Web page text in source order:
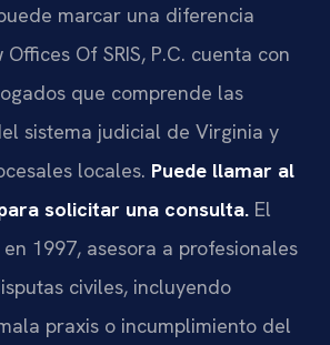
marcar una diferencia
Of SRIS, P.C. cuenta con
que comprende las
sistema judicial de Virginia y
locales. Puede llamar al
solicitar una consulta. El
1997, asesora a profesionales
civiles, incluyendo
praxis o incumplimiento del